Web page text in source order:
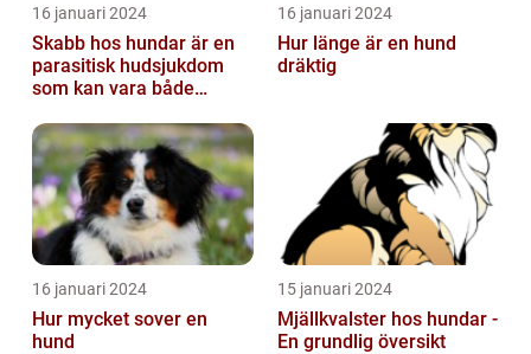
16 januari 2024
Skabb hos hundar är en
parasitisk hudsjukdom
som kan vara både
för våra fy...
16 januari 2024
Hur länge är en hund
dräktig
16 januari 2024
Hur mycket sover en
hund
15 januari 2024
Mjällkvalster hos hundar -
En grundlig översikt